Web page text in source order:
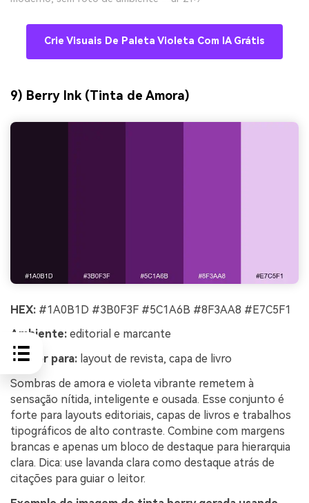
Crie Visuais De Paleta Violeta Com IA Grátis
9) Berry Ink (Tinta de Amora)
HEX: #1A0B1D #3B0F3F #5C1A6B #8F3AA8 #E7C5F1
Ambiente: editorial e marcante
Melhor para: layout de revista, capa de livro
Sombras de amora e violeta vibrante remetem à
sensação nítida, inteligente e ousada. Esse conjunto é
forte para layouts editoriais, capas de livros e trabalhos
tipográficos de alto contraste. Combine com margens
brancas e apenas um bloco de destaque para hierarquia
clara. Dica: use lavanda clara como destaque atrás de
citações para guiar o leitor.